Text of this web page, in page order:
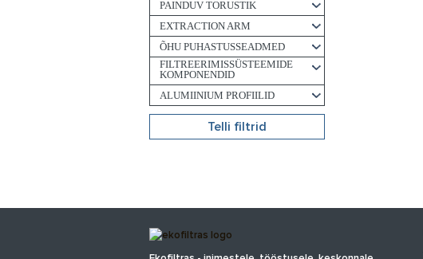
PAINDUV TORUSTIK
EXTRACTION ARM
ÕHU PUHASTUSSEADMED
FILTREERIMISSÜSTEEMIDE
KOMPONENDID
ALUMIINIUM PROFIILID
Telli filtrid